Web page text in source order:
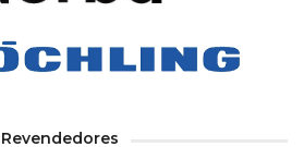
Revendedores